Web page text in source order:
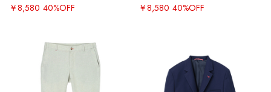
￥8,580 40%OFF ￥8,580 40%OFF